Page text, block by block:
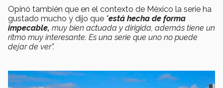
Opinó también que en el contexto de México la serie ha
gustado mucho y dijo que "está hecha de forma
impecable, muy bien actuada y dirigida, además tiene un
ritmo muy interesante. Es una serie que uno no puede
dejar de ver”.